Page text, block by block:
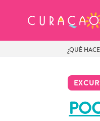
¿QUÉ
MIS